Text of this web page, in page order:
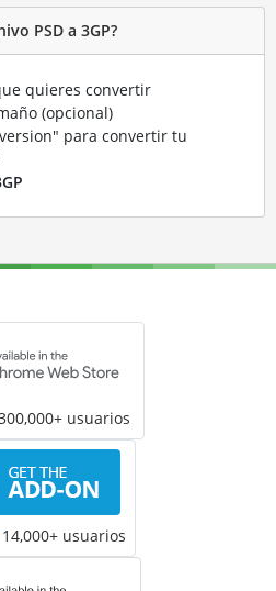
PSD a 3GP?
quieres convertir
(opcional)
para convertir tu
usuarios
14,000+ usuarios